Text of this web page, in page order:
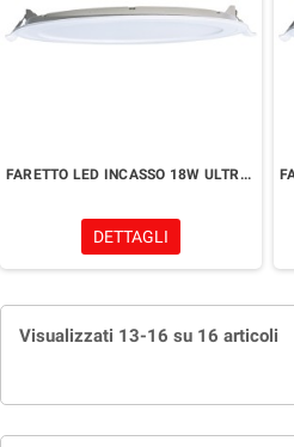
FARETTO LED INCASSO 18W ULTRA SLIM - FORO 210MM - LUCE 3000K-4200K-6500K
DETTAGLI
Visualizzati 13-16 su 16 articoli